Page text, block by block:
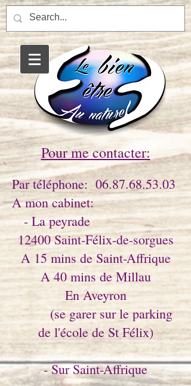
Saint-Affrique énergéticien
magnétisme massage soin
énergétique balade
enrgétique etre de la nature
Pour me contacter:
Par téléphone: 06.87.68.53.03
A mon cabinet:
- La peyrade
12400 Saint-Félix-de-sorgues
A 15 mins de Saint-Affrique
A 40 mins de Millau
En Aveyron
(se garer sur le parking
de l'école de St Félix)
- Sur Saint-Affrique